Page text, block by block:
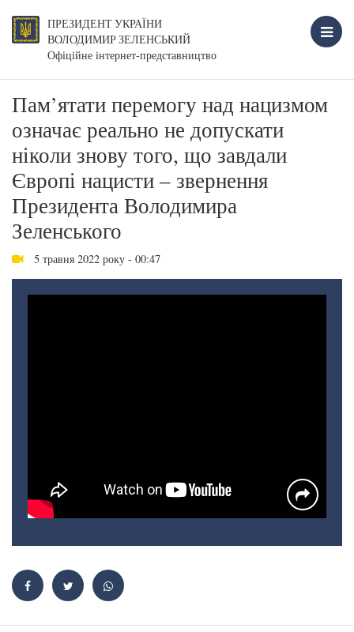
ПРЕЗИДЕНТ УКРАЇНИ
ВОЛОДИМИР ЗЕЛЕНСЬКИЙ
Офіційне інтернет-представництво
Пам’ятати перемогу над нацизмом
означає реально не допускати
ніколи знову того, що завдали
Європі нацисти – звернення
Президента Володимира
Зеленського
5 травня 2022 року - 00:47